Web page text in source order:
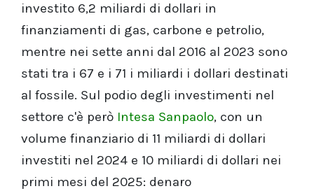
investito 6,2 miliardi di dollari in
finanziamenti di gas, carbone e petrolio,
mentre nei sette anni dal 2016 al 2023 sono
stati tra i 67 e i 71 i miliardi i dollari destinati
al fossile. Sul podio degli investimenti nel
settore c'è però Intesa Sanpaolo, con un
volume finanziario di 11 miliardi di dollari
investiti nel 2024 e 10 miliardi di dollari nei
primi mesi del 2025: denaro